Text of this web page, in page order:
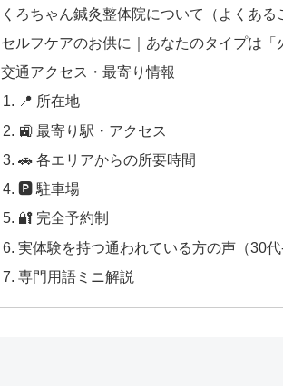
くろちゃん鍼灸整体院について（よくある
セルフケアのお供に｜あなたのタイプは「
交通アクセス・最寄り情報
📍 所在地
🚉 最寄り駅・アクセス
🚗 各エリアからの所要時間
🅿 駐車場
🔐 完全予約制
実体験を持つ通われている方の声（30代-
専門用語ミニ解説